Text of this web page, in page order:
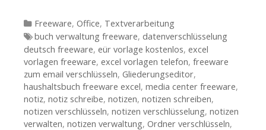
Kategorien
Freeware, Office, Textverarbeitung
Tags
buch verwaltung freeware, datenverschlüsselung
deutsch freeware, eür vorlage kostenlos, excel
vorlagen freeware, excel vorlagen telefon, freeware
zum email verschlüsseln, Gliederungseditor,
haushaltsbuch freeware excel, media center freeware,
notiz, notiz schreibe, notizen, notizen schreiben,
notizen verschlüsseln, notizen verschlüsselung, notizen
verwalten, notizen verwaltung, Ordner verschlüsseln,